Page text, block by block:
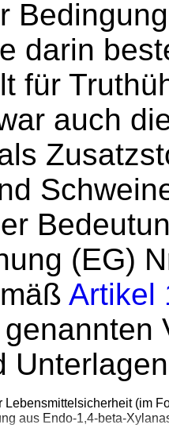
darin
für
auch
(EG)
Artikel
(im
aus Endo-1,4-beta-